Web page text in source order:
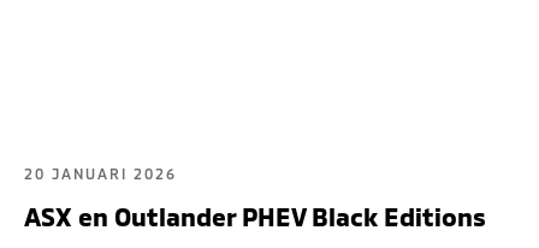
20 JANUARI 2026
ASX en Outlander PHEV Black Editions